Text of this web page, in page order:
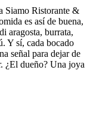
Siamo Ristorante &
es así de buena,
aragosta, burrata,
Y sí, cada bocado
señal para dejar de
¿El dueño? Una joya